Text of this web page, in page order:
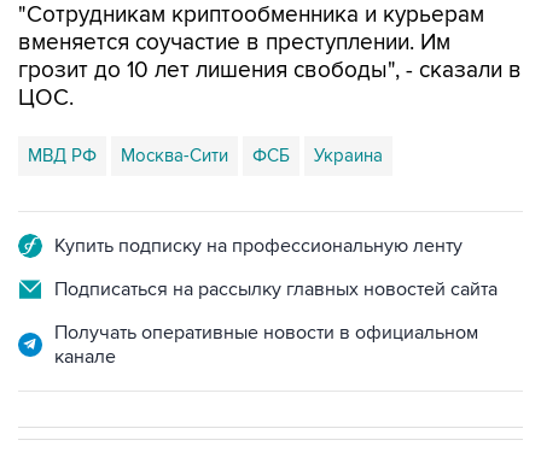
"Сотрудникам криптообменника и курьерам
вменяется соучастие в преступлении. Им
грозит до 10 лет лишения свободы", - сказали в
ЦОС.
МВД РФ Москва-Сити ФСБ Украина
Купить подписку на профессиональную ленту
Подписаться на рассылку главных новостей сайта
Получать оперативные новости в официальном
канале